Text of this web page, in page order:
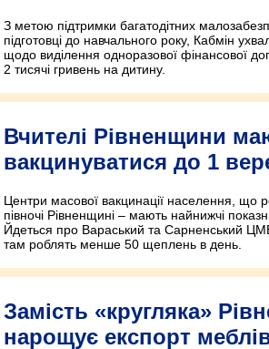
З метою підтримки багатодітних
підготовці до навчального року, Кабмін
щодо виділення одноразової фінансової
2 тисячі гривень на дитину.
Вчителі Рівненщини
вакцинуватися до 1
Центри масової вакцинації населення, що
півночі Рівненщині – мають найнижчі
Йдеться про Вараський та Сарненський
там роблять менше 50 щеплень в день.
Замість «кругляка»
нарощує експорт